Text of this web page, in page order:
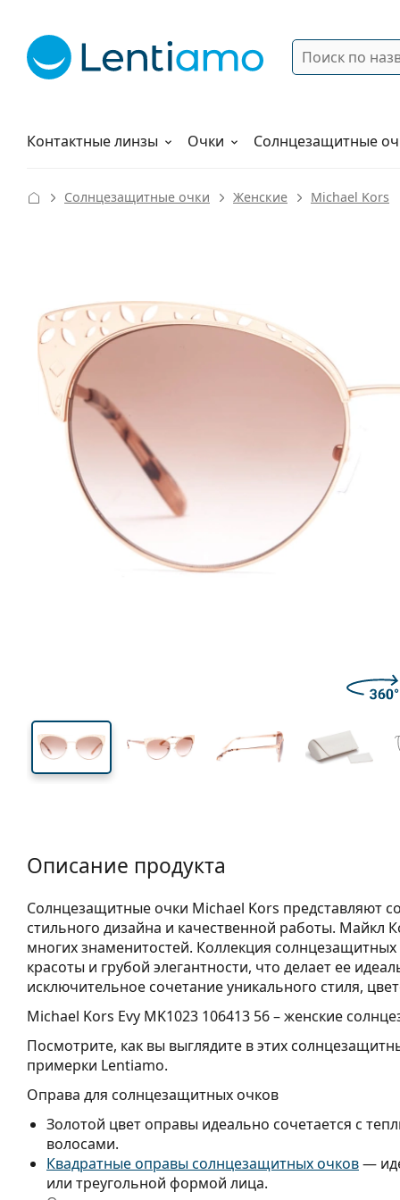
Поиск
Контактные линзы
Растворы Очки Солнцезащитные
Как заказать
Солнцезащитные очки Женские Michael Kors
52 mm
Высота линзы Ширина линзы
Описание продукта
Солнцезащитные очки Michael Kors представляют
стильного дизайна и качественной работы.
многих знаменитостей. Коллекция
красоты и грубой элегантности, что делает ее
исключительное сочетание уникального стиля,
Michael Kors Evy MK1023 106413 56– женские
Посмотрите, как вы выглядите в этих
примерки Lentiamo.
Оправа для солнцезащитных очков
Золотой цвет оправы идеально сочетается с
волосами.
Квадратные оправы солнцезащитных очков—
или треугольной формой лица.